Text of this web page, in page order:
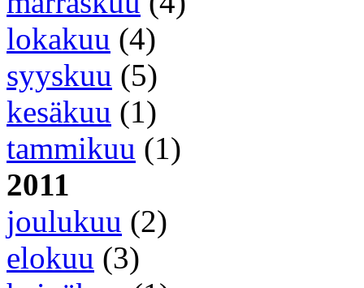
lokakuu (4)
syyskuu (5)
kesäkuu (1)
tammikuu (1)
2011
joulukuu (2)
elokuu (3)